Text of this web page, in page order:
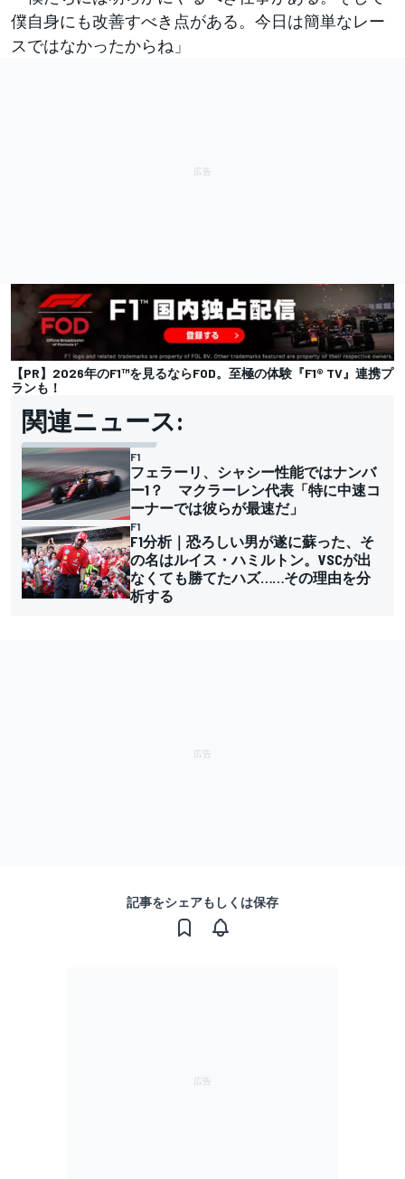
僕自身にも改善すべき点がある。今日は簡単なレー
スではなかったからね」
【PR】2026年のF1™を見るならFOD。至極の体験『F1® TV』連携プ
ランも！
関連ニュース:
F1
フェラーリ、シャシー性能ではナンバ
ー1？ マクラーレン代表「特に中速コ
ーナーでは彼らが最速だ」
F1
F1分析｜恐ろしい男が遂に蘇った、そ
の名はルイス・ハミルトン。VSCが出
なくても勝てたハズ……その理由を分
析する
記事をシェアもしくは保存